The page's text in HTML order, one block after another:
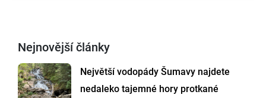
Nejnovější články
Největší vodopády Šumavy najdete
nedaleko tajemné hory protkané